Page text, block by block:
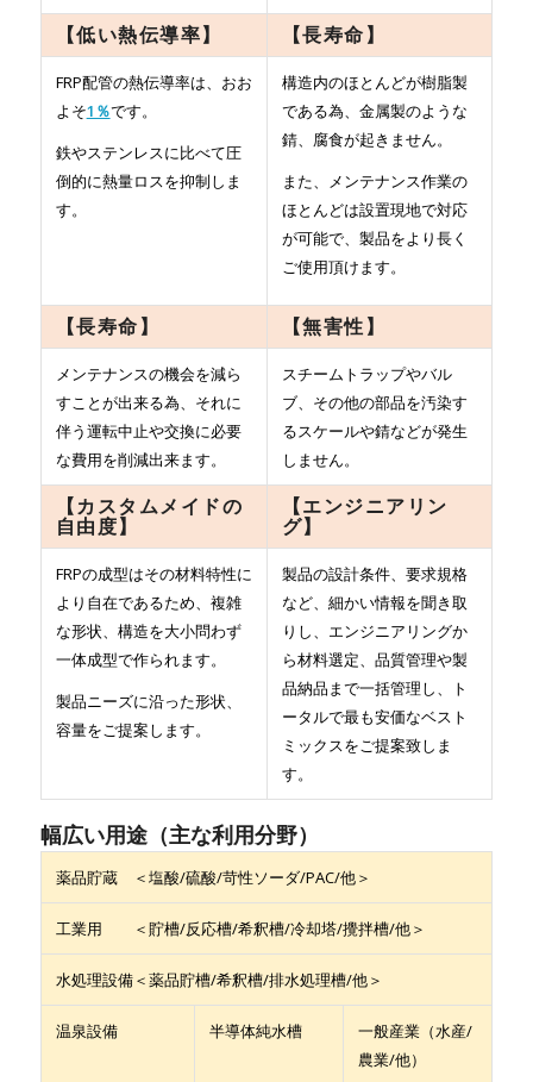
【低い熱伝導率】 【長寿命】
FRP配管の熱伝導率は、おお
よそ1％です。
鉄やステンレスに比べて圧
倒的に熱量ロスを抑制しま
す。
構造内のほとんどが樹脂製
である為、金属製のような
錆、腐食が起きません。
また、メンテナンス作業の
ほとんどは設置現地で対応
が可能で、製品をより長く
ご使用頂けます。
【長寿命】 【無害性】
メンテナンスの機会を減ら
すことが出来る為、それに
伴う運転中止や交換に必要
な費用を削減出来ます。
スチームトラップやバル
ブ、その他の部品を汚染す
るスケールや錆などが発生
しません。
【カスタムメイドの
自由度】
【エンジニアリン
グ】
FRPの成型はその材料特性に
より自在であるため、複雑
な形状、構造を大小問わず
一体成型で作られます。
製品ニーズに沿った形状、
容量をご提案します。
製品の設計条件、要求規格
など、細かい情報を聞き取
りし、エンジニアリングか
ら材料選定、品質管理や製
品納品まで一括管理し、ト
ータルで最も安価なベスト
ミックスをご提案致しま
す。
幅広い用途（主な利用分野）
薬品貯蔵 ＜塩酸/硫酸/苛性ソーダ/PAC/他＞
工業用 ＜貯槽/反応槽/希釈槽/冷却塔/攪拌槽/他＞
水処理設備＜薬品貯槽/希釈槽/排水処理槽/他＞
温泉設備 半導体純水槽
一般産業（水産/
農業/他）